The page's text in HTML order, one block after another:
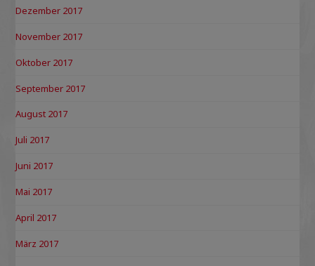
Dezember 2017
November 2017
Oktober 2017
September 2017
August 2017
Juli 2017
Juni 2017
Mai 2017
April 2017
März 2017